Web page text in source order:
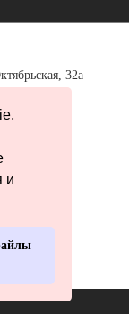
и
32а
области.